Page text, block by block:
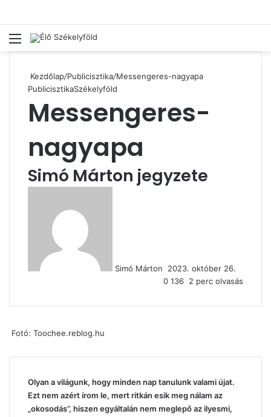
Menü
Kezdőlap/Publicisztika/Messengeres-nagyapa
PublicisztikaSzékelyföld
Messengeres-
nagyapa
Simó Márton jegyzete
Simó Márton
2023. október 26.
0 136 2 perc olvasás
Fotó: Toochee.reblog.hu
Olyan a világunk, hogy minden nap tanulunk valami újat.
Ezt nem azért írom le, mert ritkán esik meg nálam az
„okosodás”, hiszen egyáltalán nem meglepő az ilyesmi,